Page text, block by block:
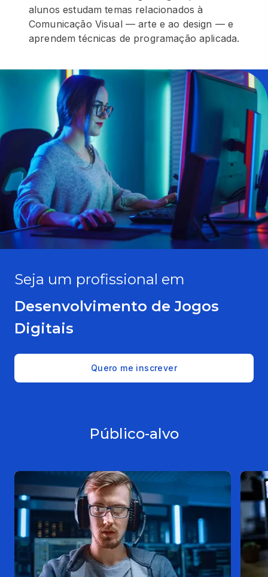
alunos estudam temas relacionados à
Comunicação Visual — arte e ao design — e
aprendem técnicas de programação aplicada.
Seja um profissional em
Desenvolvimento de Jogos
Digitais
Quero me inscrever
Público-alvo